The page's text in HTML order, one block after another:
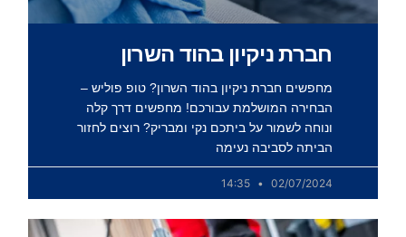
חברת ניקיון בהוד השרון
מחפשים חברת ניקיון בהוד השרון? טופ פוליש –
הבחירה המושלמת עבורכם! מחפשים דרך קלה
ונוחה לשמור על ביתכם נקי ומבריק? רוצים לחזור
הביתה לסביבה נעימה
02/07/2024
14:35